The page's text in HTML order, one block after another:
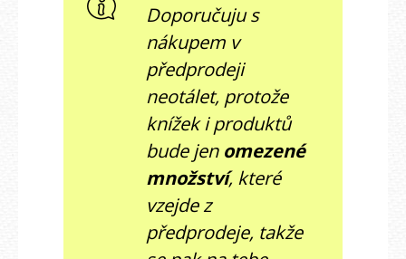
Doporučuju s
nákupem v
předprodeji
neotálet, protože
knížek i produktů
bude jen omezené
množství, které
vzejde z
předprodeje, takže